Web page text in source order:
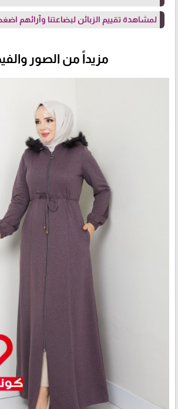
لمشاهدة تقييم الزبائن لبضاعتنا وآرائهم
مزيداً من الصور